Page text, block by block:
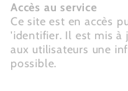
Accès au service
Ce site est en accès
'identifier. Il est mis à
aux utilisateurs une
possible.